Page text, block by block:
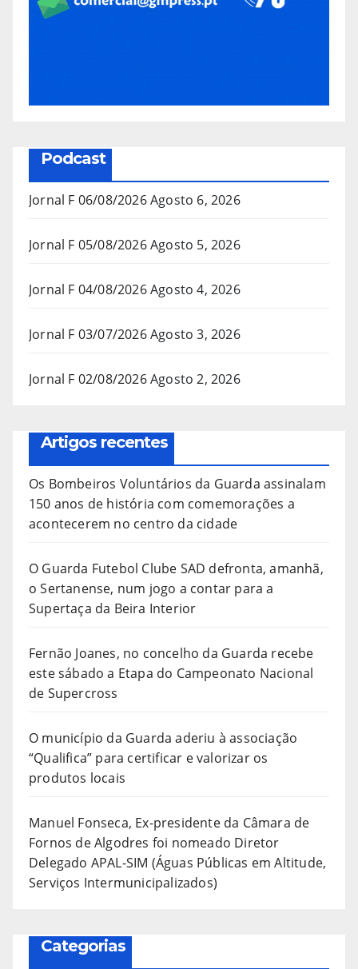
Podcast
Jornal F 06/08/2026Agosto 6, 2026
Jornal F 05/08/2026Agosto 5, 2026
Jornal F 04/08/2026Agosto 4, 2026
Jornal F 03/07/2026Agosto 3, 2026
Jornal F 02/08/2026Agosto 2, 2026
Artigos recentes
Os Bombeiros Voluntários da Guarda assinalam
150 anos de história com comemorações a
acontecerem no centro da cidade
O Guarda Futebol Clube SAD defronta, amanhã,
o Sertanense, num jogo a contar para a
Supertaça da Beira Interior
Fernão Joanes, no concelho da Guarda recebe
este sábado a Etapa do Campeonato Nacional
de Supercross
O município da Guarda aderiu à associação
“Qualifica” para certificar e valorizar os
produtos locais
Manuel Fonseca, Ex-presidente da Câmara de
Fornos de Algodres foi nomeado Diretor
Delegado APAL-SIM (Águas Públicas em Altitude,
Serviços Intermunicipalizados)
Categorias